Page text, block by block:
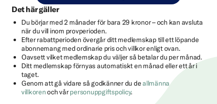
Det här gäller
Du börjar med 2 månader för bara 29 kronor – och kan avsluta
när du vill inom provperioden.
Efter rabattperioden övergår ditt medlemskap till ett löpande
abonnemang med ordinarie pris och villkor enligt ovan.
Oavsett vilket medlemskap du väljer så betalar du per månad.
Ditt medlemskap förnyas automatiskt en månad eller ett år i
taget.
Genom att gå vidare så godkänner du deallmänna
villkorenoch vårpersonuppgiftspolicy.